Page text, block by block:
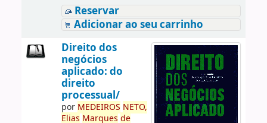
Reservar
Adicionar ao seu carrinho
Direito dos
negócios
aplicado: do
direito
processual/
por MEDEIROS NETO,
Elias Marques de